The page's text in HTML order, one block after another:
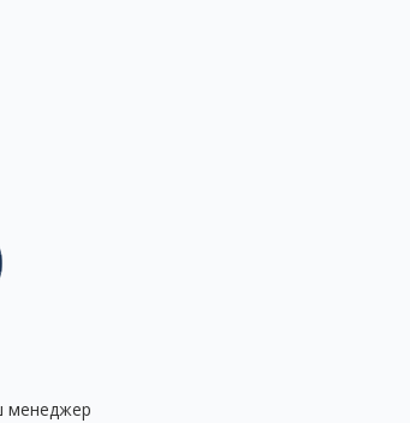
менеджер